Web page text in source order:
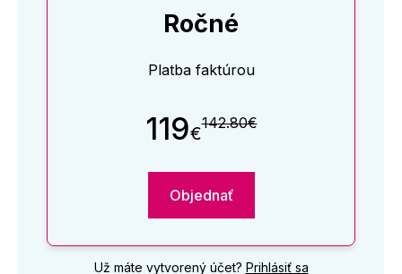
Ročné
Platba faktúrou
119€142.80€
Objednať
Už máte vytvorený účet? Prihlásiť sa